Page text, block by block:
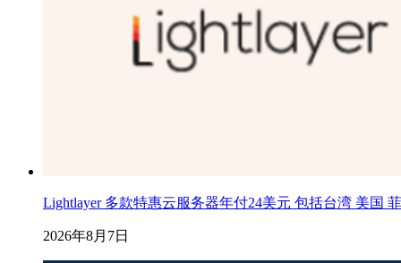
Lightlayer 多款特惠云服务器年付24美元 包括台湾 美国
2026年8月7日